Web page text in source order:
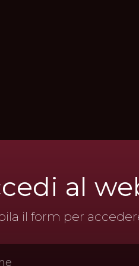
al
il form per